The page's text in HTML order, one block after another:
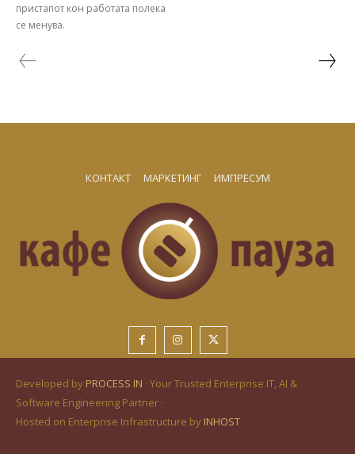
пристапот кон работата полека
се менува.
КОНТАКТ МАРКЕТИНГ ИМПРЕСУМ
Developed by PROCESS IN · Your Trusted Enterprise IT, AI &
Software Engineering Partner ·
Hosted on Enterprise Infrastructure by INHOST